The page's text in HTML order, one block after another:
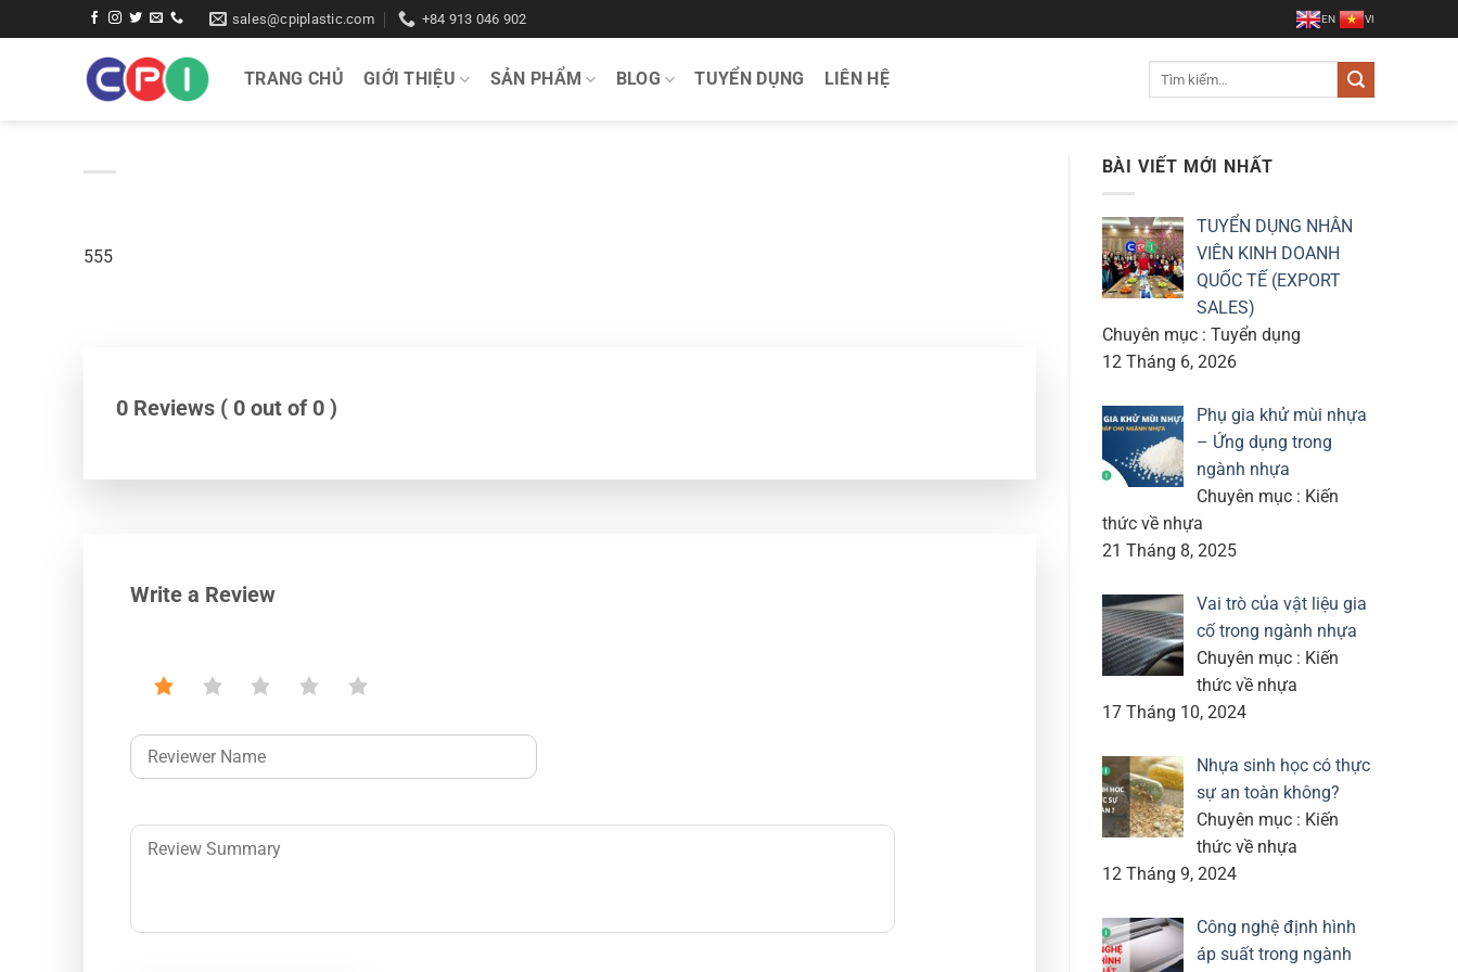
qua
sales@cpiplastic.com +84 913 046 902 EN VI
TRANG CHỦ GIỚI THIỆU SẢN PHẨM BLOG TUYỂN DỤNG LIÊN HỆ
555
0 Reviews ( 0 out of 0 )
Write a Review
BÀI VIẾT MỚI NHẤT
TUYỂN DỤNG NHÂN
VIÊN KINH DOANH
QUỐC TẾ (EXPORT
SALES)
Chuyên mục : Tuyển dụng
12 Tháng 6, 2026
Phụ gia khử mùi nhựa
– Ứng dụng trong
ngành nhựa
Chuyên mục : Kiến
thức về nhựa
21 Tháng 8, 2025
Vai trò của vật liệu gia
cố trong ngành nhựa
Chuyên mục : Kiến
thức về nhựa
17 Tháng 10, 2024
Nhựa sinh học có thực
sự an toàn không?
Chuyên mục : Kiến
thức về nhựa
12 Tháng 9, 2024
Công nghệ định hình
áp suất trong ngành